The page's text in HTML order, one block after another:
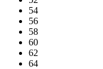
54
56
58
60
62
64